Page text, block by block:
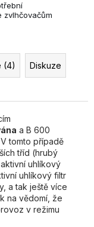
zvlhčovačům
(4) Diskuze
a B 600
V tomto případě
tříd (hrubý
uhlíkový
uhlíkový filtr
a tak ještě více
na vědomí, že
v režimu